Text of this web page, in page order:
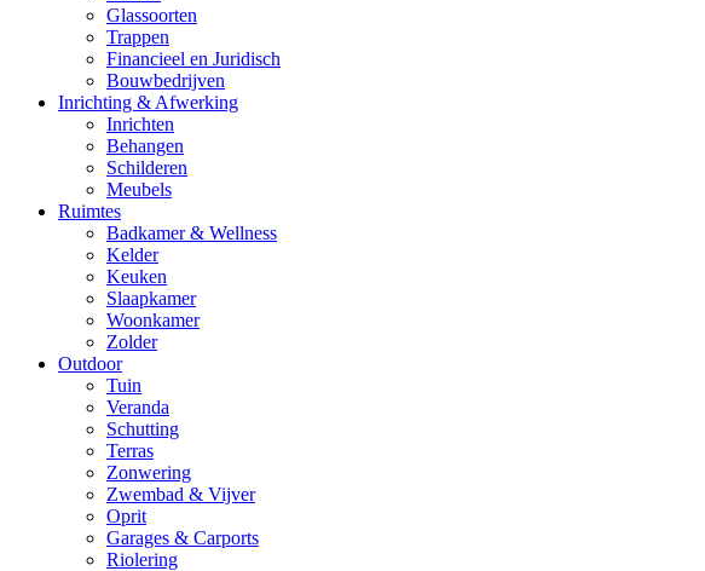
Glassoorten
Trappen
Financieel en Juridisch
Bouwbedrijven
Inrichting & Afwerking
Inrichten
Behangen
Schilderen
Meubels
Ruimtes
Badkamer & Wellness
Kelder
Keuken
Slaapkamer
Woonkamer
Zolder
Outdoor
Tuin
Veranda
Schutting
Terras
Zonwering
Zwembad & Vijver
Oprit
Garages & Carports
Riolering